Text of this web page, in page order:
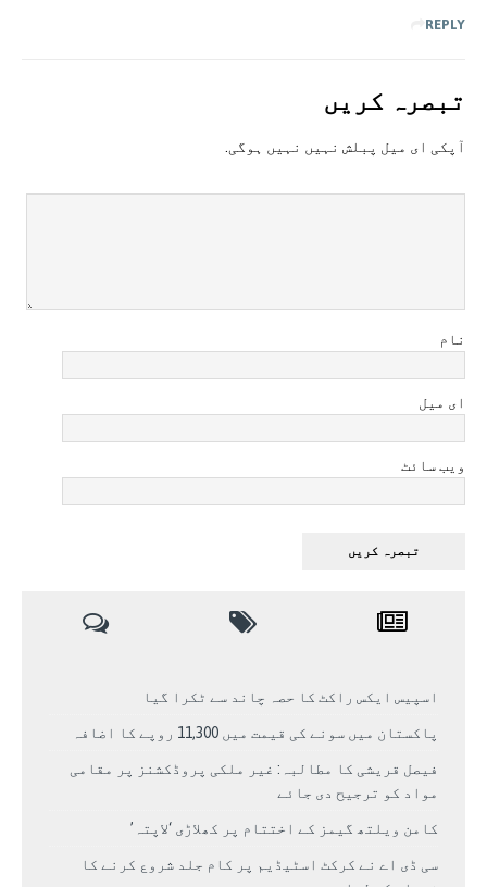
REPLY
تبصرہ کريں
آپکی ای ميل پبلش نہيں نہيں ہوگی.
نام
ای میل
ویب سائٹ
اسپیس ایکس راکٹ کا حصہ چاند سے ٹکرا گیا
پاکستان میں سونے کی قیمت میں 11,300 روپے کا اضافہ
فیصل قریشی کا مطالبہ: غیر ملکی پروڈکشنز پر مقامی
مواد کو ترجیح دی جائے
کامن ویلتھ گیمز کے اختتام پر کھلاڑی ‘لاپتہ’
سی ڈی اے نے کرکٹ اسٹیڈیم پر کام جلد شروع کرنے کا